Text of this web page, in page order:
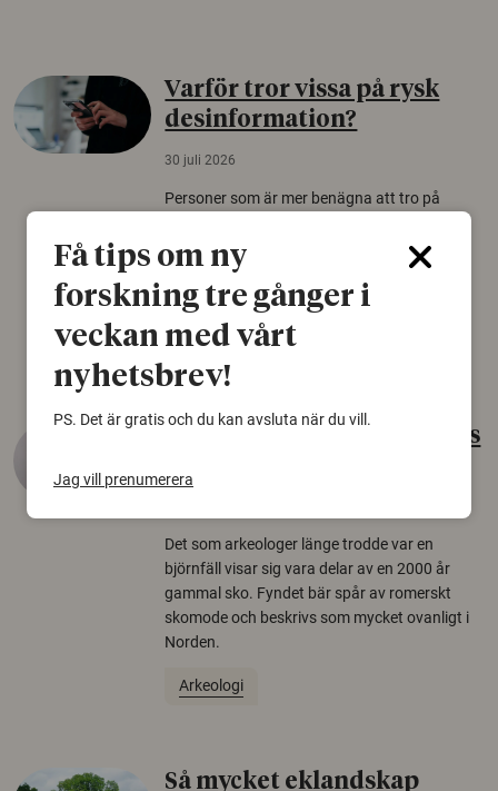
Varför tror vissa på rysk
desinformation?
30 juli 2026
Personer som är mer benägna att tro på
för rysk desinformation. Det visar en studie
från Försvarshögskolan med deltagare i fyra
europeiska länder.
Säkerhetspolitik
Gammalt skinn var Sveriges
Det som arkeologer länge trodde var en
björnfäll visar sig vara delar av en 2000 år
gammal sko. Fyndet bär spår av romerskt
skomode och beskrivs som mycket ovanligt i
Norden.
Arkeologi
Så mycket eklandskap
Få tips om ny
forskning tre gånger i
veckan med vårt
nyhetsbrev!
PS. Det är gratis och du kan avsluta när du vill.
Jag vill prenumerera